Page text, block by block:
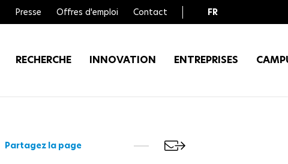
Presse Offres d'emploi Contact FR
RECHERCHE INNOVATION ENTREPRISES
Partagez la page